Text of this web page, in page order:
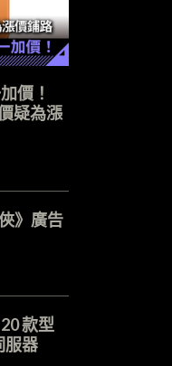
價！
疑為漲
》廣告
款型
服器